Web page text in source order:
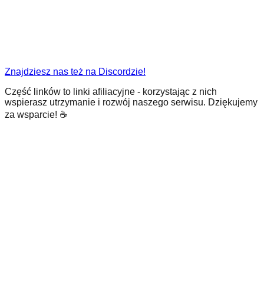
Znajdziesz nas też na Discordzie!
Część linków to linki afiliacyjne - korzystając z nich
wspierasz utrzymanie i rozwój naszego serwisu. Dziękujemy
za wsparcie! ☕